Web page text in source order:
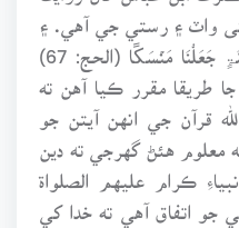
واٽ ۽ رستي جي آهي. ۽
ٻئي هنڌ ارشاد آهي ته: لِكُلِّ اُمَّۃٍ جَعَلْنَا مَنۡسَكًا (الحج: 67)
طريقا مقرر ڪيا آهن ته
قرآن جي انهن آيتن جو
معلوم هئڻ گهرجي ته دين
ڪرام عليهم الصلواة
جو اتفاق آهي ته خدا کي